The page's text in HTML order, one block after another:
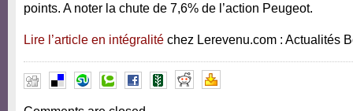
points. A noter la chute de 7,6% de l’action Peugeot.
Lire l’article en intégralité chez Lerevenu.com : Actualités